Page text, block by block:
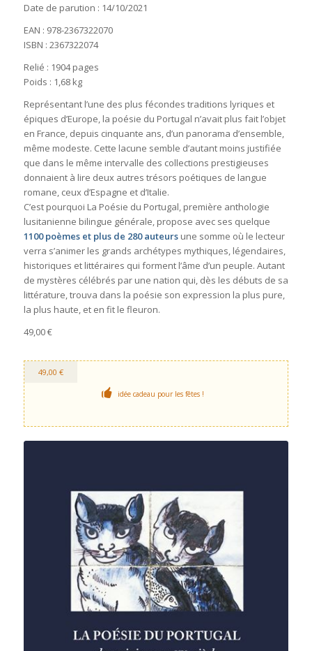
Date de parution : 14/10/2021
EAN : 978-2367322070
ISBN : 2367322074
Relié : 1904 pages
Poids : 1,68 kg
Représentant l’une des plus fécondes traditions lyriques et
épiques d’Europe, la poésie du Portugal n’avait plus fait l’objet
en France, depuis cinquante ans, d’un panorama d’ensemble,
même modeste. Cette lacune semble d’autant moins justifiée
que dans le même intervalle des collections prestigieuses
donnaient à lire deux autres trésors poétiques de langue
romane, ceux d’Espagne et d’Italie.
C’est pourquoi La Poésie du Portugal, première anthologie
lusitanienne bilingue générale, propose avec ses quelque
1100 poèmes et plus de 280 auteursune somme où le lecteur
verra s’animer les grands archétypes mythiques, légendaires,
historiques et littéraires qui forment l’âme d’un peuple. Autant
de mystères célébrés par une nation qui, dès les débuts de sa
littérature, trouva dans la poésie son expression la plus pure,
la plus haute, et en fit le fleuron.
49,00 €
49,00 €
idée cadeau pour les fêtes !